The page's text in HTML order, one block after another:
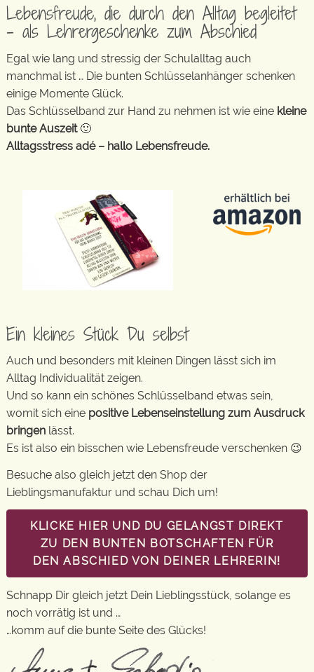
Lebensfreude, die durch den Alltag begleitet
– als Lehrergeschenke zum Abschied
Egal wie lang und stressig der Schulalltag auch
manchmal ist … Die bunten Schlüsselanhänger schenken
einige Momente Glück.
Das Schlüsselband zur Hand zu nehmen ist wie eine kleine
bunte Auszeit🙂
Alltagsstress adé – hallo Lebensfreude.
Ein kleines Stück Du selbst
Auch und besonders mit kleinen Dingen lässt sich im
Alltag Individualität zeigen.
Und so kann ein schönes Schlüsselband etwas sein,
womit sich eine positive Lebenseinstellung zum Ausdruck
bringen lässt.
Es ist also ein bisschen wie Lebensfreude verschenken 😉
Besuche also gleich jetzt den Shop der
Lieblingsmanufaktur und schau Dich um!
KLICKE HIER UND DU GELANGST DIREKT
ZU DEN BUNTEN BOTSCHAFTEN FÜR
DEN ABSCHIED VON DEINER LEHRERIN!
Schnapp Dir gleich jetzt Dein Lieblingsstück, solange es
noch vorrätig ist und …
…komm auf die bunte Seite des Glücks!